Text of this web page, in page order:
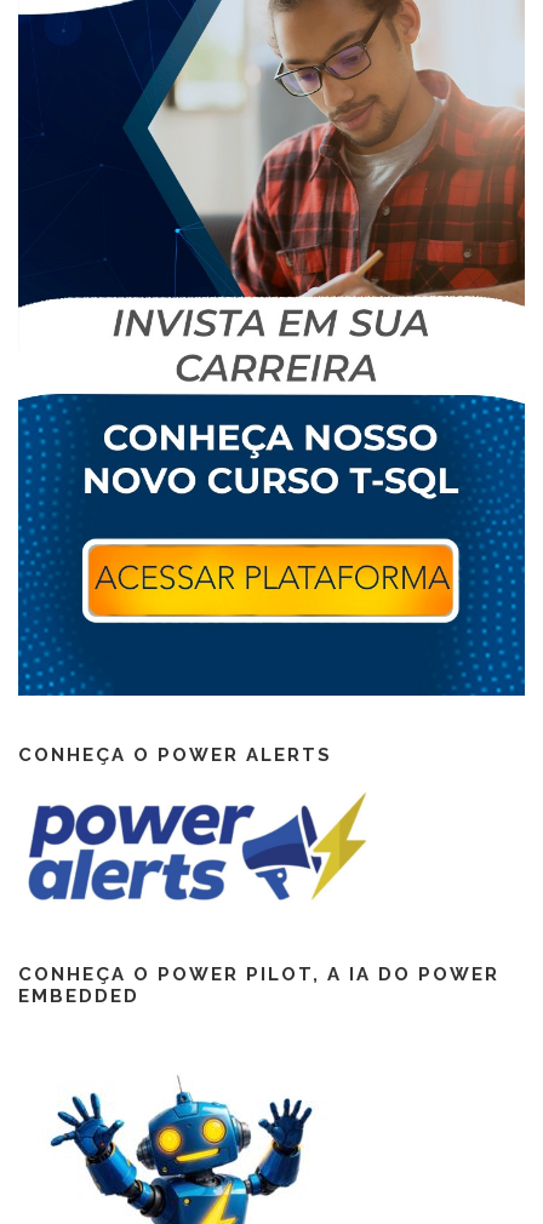
CONHEÇA O POWER ALERTS
CONHEÇA O POWER PILOT, A IA DO POWER
EMBEDDED